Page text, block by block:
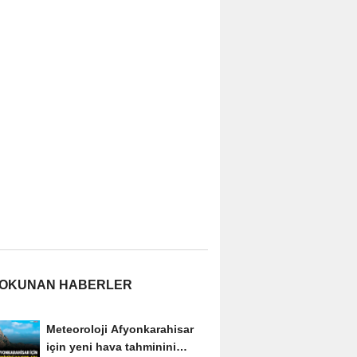
HABERLER
Meteoroloji Afyonkarahisar
için yeni hava tahminini